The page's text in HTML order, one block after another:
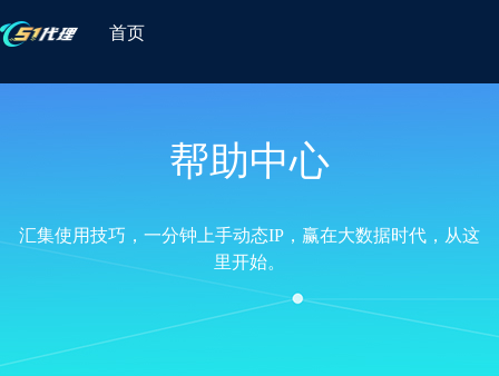
首页
帮助中心
汇集使用技巧，一分钟上手动态IP，赢在大数据时代，从这
里开始。